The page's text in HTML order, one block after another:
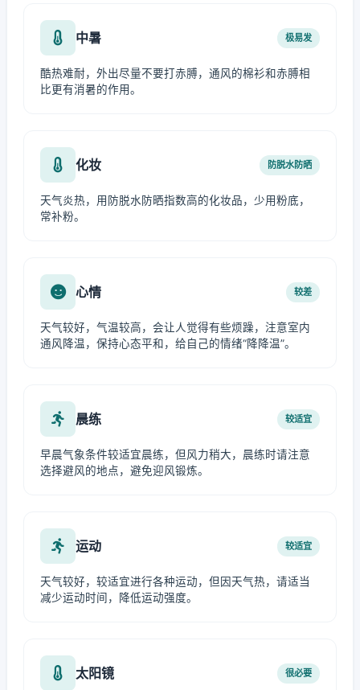
中暑 极易发
酷热难耐，外出尽量不要打赤膊，通风的棉衫和赤膊相
比更有消暑的作用。
化妆 防脱水防晒
天气炎热，用防脱水防晒指数高的化妆品，少用粉底，
常补粉。
心情 较差
天气较好，气温较高，会让人觉得有些烦躁，注意室内
通风降温，保持心态平和，给自己的情绪“降降温”。
晨练 较适宜
早晨气象条件较适宜晨练，但风力稍大，晨练时请注意
选择避风的地点，避免迎风锻炼。
运动 较适宜
天气较好，较适宜进行各种运动，但因天气热，请适当
减少运动时间，降低运动强度。
太阳镜 很必要